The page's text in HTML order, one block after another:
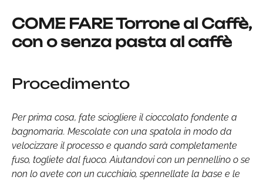
COME FARE Torrone al Caffè,
con o senza pasta al caffè
Procedimento
Per prima cosa, fate sciogliere il cioccolato fondente a
bagnomaria. Mescolate con una spatola in modo da
velocizzare il processo e quando sarà completamente
fuso, togliete dal fuoco. Aiutandovi con un pennellino o se
non lo avete con un cucchiaio, spennellate la base e le